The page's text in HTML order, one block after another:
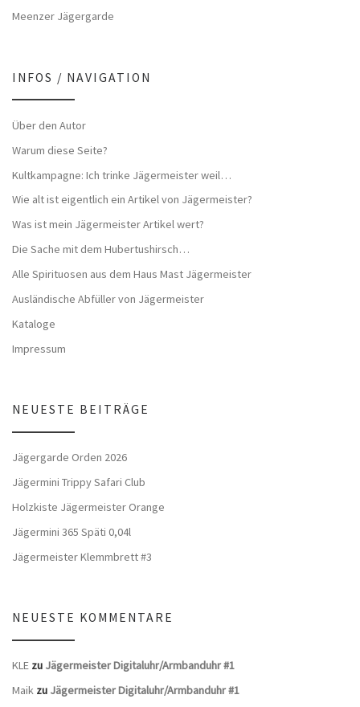
Meenzer Jägergarde
INFOS / NAVIGATION
Über den Autor
Warum diese Seite?
Kultkampagne: Ich trinke Jägermeister weil…
Wie alt ist eigentlich ein Artikel von Jägermeister?
Was ist mein Jägermeister Artikel wert?
Die Sache mit dem Hubertushirsch…
Alle Spirituosen aus dem Haus Mast Jägermeister
Ausländische Abfüller von Jägermeister
Kataloge
Impressum
NEUESTE BEITRÄGE
Jägergarde Orden 2026
Jägermini Trippy Safari Club
Holzkiste Jägermeister Orange
Jägermini 365 Späti 0,04l
Jägermeister Klemmbrett #3
NEUESTE KOMMENTARE
KLE zu Jägermeister Digitaluhr/Armbanduhr #1
Maik zu Jägermeister Digitaluhr/Armbanduhr #1